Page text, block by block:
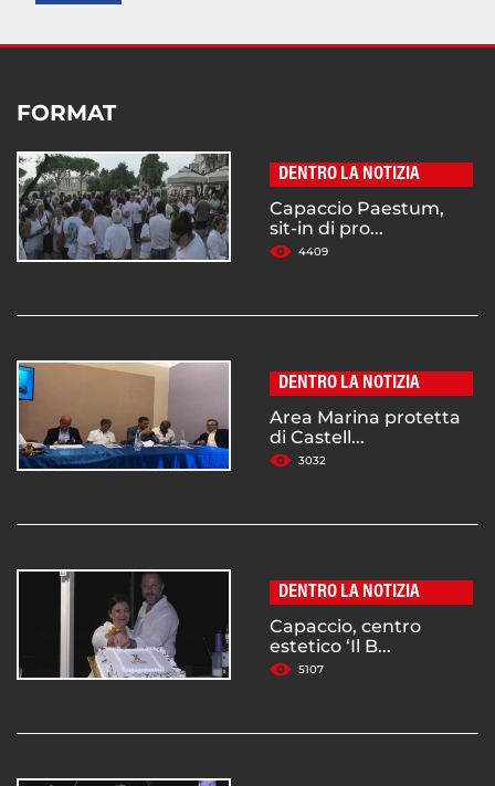
FORMAT
DENTRO LA NOTIZIA
Capaccio Paestum,
sit-in di pro...
4409
DENTRO LA NOTIZIA
Area Marina protetta
di Castell...
3032
DENTRO LA NOTIZIA
Capaccio, centro
estetico ‘Il B...
5107